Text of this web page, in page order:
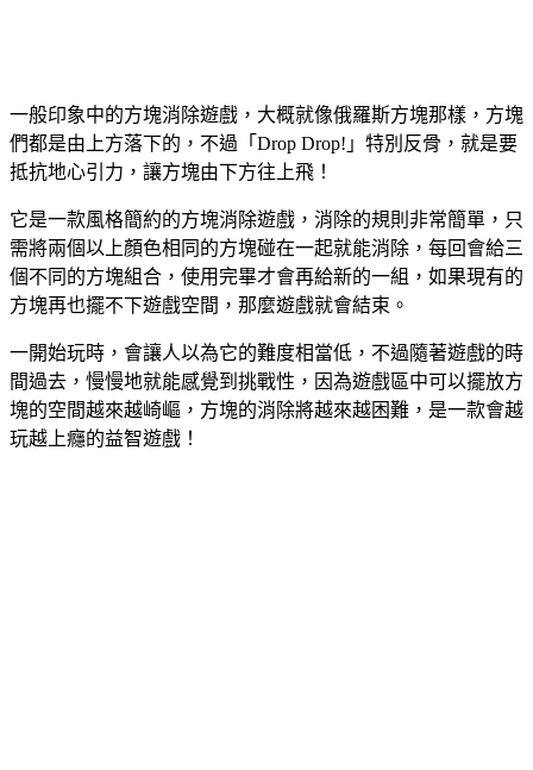
一般印象中的方塊消除遊戲，大概就像俄羅斯方塊那樣，方塊
們都是由上方落下的，不過「Drop Drop!」特別反骨，就是要
抵抗地心引力，讓方塊由下方往上飛！
它是一款風格簡約的方塊消除遊戲，消除的規則非常簡單，只
需將兩個以上顏色相同的方塊碰在一起就能消除，每回會給三
個不同的方塊組合，使用完畢才會再給新的一組，如果現有的
方塊再也擺不下遊戲空間，那麼遊戲就會結束。
一開始玩時，會讓人以為它的難度相當低，不過隨著遊戲的時
間過去，慢慢地就能感覺到挑戰性，因為遊戲區中可以擺放方
塊的空間越來越崎嶇，方塊的消除將越來越困難，是一款會越
玩越上癮的益智遊戲！